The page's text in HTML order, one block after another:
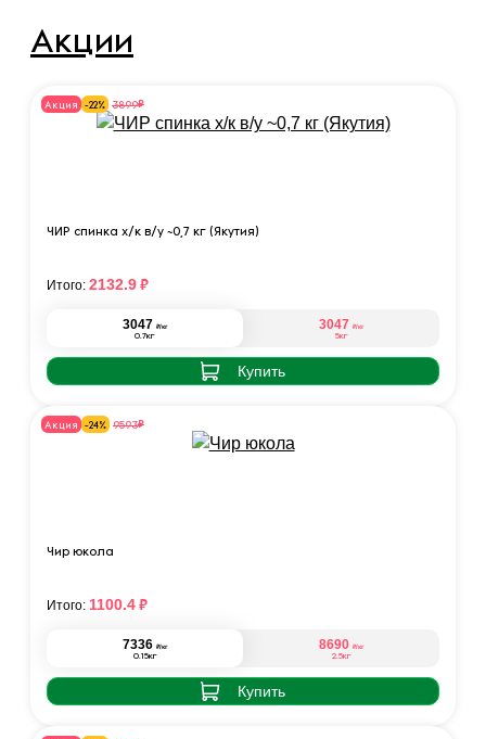
Акции
Акция -22% 3899₽
ЧИР спинка х/к в/у ~0,7 кг (Якутия)
3047 ₽/кг
0.7кг
3047 ₽/кг
5кг
Купить
Итого: 2132.9₽
Акция -24% 9593₽
Чир юкола
7336 ₽/кг
0.15кг
8690 ₽/кг
2.5кг
Купить
Итого: 1100.4₽